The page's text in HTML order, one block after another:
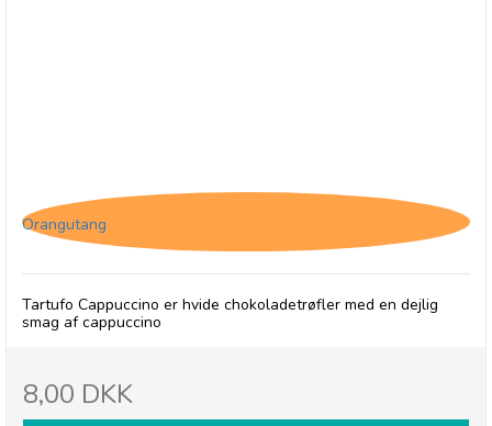
Orangutang
Tartufo Cappuccino er hvide chokoladetrøfler med en dejlig
smag af cappuccino
8,00 DKK